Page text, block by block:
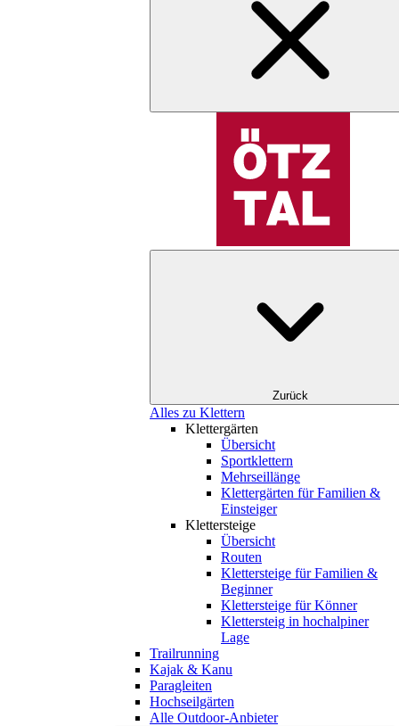
Zurück
Alles zu Klettern
Klettergärten
Übersicht
Sportklettern
Mehrseillänge
Klettergärten für Familien &
Einsteiger
Klettersteige
Übersicht
Routen
Klettersteige für Familien &
Beginner
Klettersteige für Könner
Klettersteig in hochalpiner
Lage
Trailrunning
Kajak & Kanu
Paragleiten
Hochseilgärten
Alle Outdoor-Anbieter